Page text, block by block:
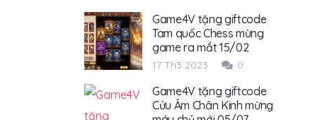
Game4V tặng giftcode
Tam quốc Chess mừng
game ra mắt 15/02
17 Th3 2023 0
Game4V tặng giftcode
Cửu Âm Chân Kinh mừng